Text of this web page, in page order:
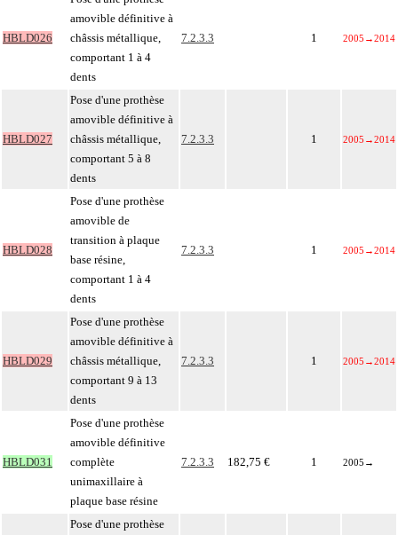
HBLD026
amovible définitive à
châssis métallique,
comportant 1 à 4
dents
7.2.3.3 1 2005 →2014
HBLD027
Pose d'une prothèse
amovible définitive à
châssis métallique,
comportant 5 à 8
dents
7.2.3.3 1 2005 →2014
HBLD028
Pose d'une prothèse
amovible de
transition à plaque
base résine,
comportant 1 à 4
dents
7.2.3.3 1 2005 →2014
HBLD029
Pose d'une prothèse
amovible définitive à
châssis métallique,
comportant 9 à 13
dents
7.2.3.3 1 2005 →2014
HBLD031
Pose d'une prothèse
amovible définitive
complète
unimaxillaire à
plaque base résine
7.2.3.3 182,75 € 1 2005 →
Pose d'une prothèse